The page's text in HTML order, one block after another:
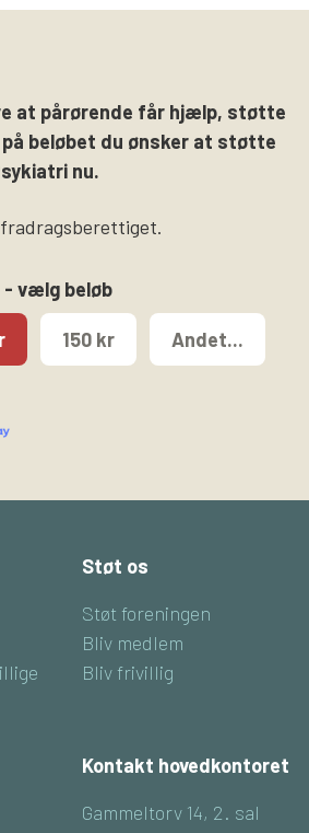
at pårørende får hjælp, støtte
på beløbet du ønsker at støtte
nu.
- vælg beløb
150 kr Andet...
Støt os
Støt foreningen
Bliv medlem
Bliv frivillig
Kontakt hovedkontoret
Gammeltorv 14, 2. sal